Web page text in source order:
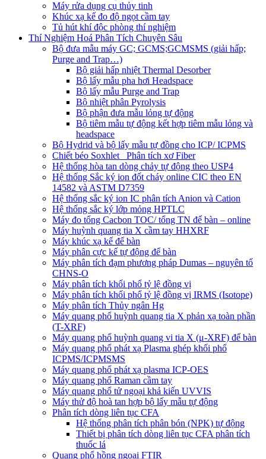
Máy rửa dụng cụ thủy tinh
Khúc xạ kế đo độ ngọt cầm tay
Tủ hút khí độc phòng thí nghiệm
Thí Nghiệm Hoá Phân Tích Chuyên Sâu
Bộ đưa mẫu máy GC; GCMS;GCMSMS (giải hấp;
Purge and Trap…)
Bộ giải hấp nhiệt Thermal Desorber
Bộ lấy mẫu pha hơi Headspace
Bộ lấy mẫu Purge and Trap
Bộ nhiệt phân Pyrolysis
Bộ phận đưa mẫu lỏng tự động
Bộ tiêm mẫu tự động kết hợp tiêm mẫu lỏng và
headspace
Bộ Hydrid và bộ lấy mẫu tự đồng cho ICP/ ICPMS
Chiết béo Soxhlet_ Phân tích xơ Fiber
Hệ thống hòa tan dòng chảy tự động theo USP4
Hệ thống Sắc ký ion đốt cháy online CIC theo EN
14582 và ASTM D7359
Hệ thống sắc ký ion IC phân tích Anion và Cation
Hệ thống sắc ký lớp mỏng HPTLC
Máy đo tổng Cacbon TOC/ tổng TN để bàn – online
Máy huỳnh quang tia X cầm tay HHXRF
Máy khúc xạ kế để bàn
Máy phân cực kế tự động để bàn
Máy phân tích đạm phương pháp Dumas – nguyên tố
CHNS-O
Máy phân tích khối phổ tỷ lệ đồng vị
Máy phân tích khối phổ tỷ lệ đồng vị IRMS (Isotope)
Máy phân tích Thủy ngân Hg
Máy quang phổ huỳnh quang tia X phản xạ toàn phần
(T-XRF)
Máy quang phổ huỳnh quang vi tia X (μ-XRF) để bàn
Máy quang phổ phát xạ Plasma ghép khối phổ
ICPMS/ICPMSMS
Máy quang phổ phát xạ plasma ICP-OES
Máy quang phổ Raman cầm tay
Máy quang phổ tử ngoại khả kiến UVVIS
Máy thử độ hoà tan hợp bộ lấy mẫu tự động
Phân tích dòng liên tục CFA
Hệ thống phân tích phân bón (NPK) tự động
Thiết bị phân tích dòng liên tục CFA phân tích
thuốc lá
Quang phổ hồng ngoại FTIR